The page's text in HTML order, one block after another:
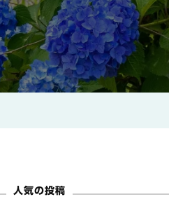
人気の投稿